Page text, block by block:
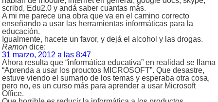
scribd, Edu2.0 y andá saber cuantas más.
A mi me parece una obra que va en el camino correcto
enseñando a usar las herramientas informáticas para la
educación.
Igualmente, hacete un favor, y dejá el alcohol y las drogas.
Ramon dice:
31 marzo, 2012 a las 8:47
Ahora resulta que “informática educativa” en realidad se llama
“Aprenda a usar los prouctos MICROSOFT”. Que desastre,
estuve viendo el sumario de los temas y esperaba otra cosa,
pero no, es un curso más para aprender a usar Microsoft
Office.